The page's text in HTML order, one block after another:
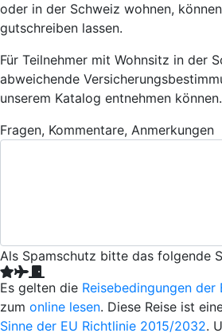
oder in der Schweiz wohnen,
gutschreiben lassen.
Für Teilnehmer mit Wohnsitz in der
abweichende
unserem Katalog entnehmen können.
Fragen, Kommentare, Anmerkungen
Als Spamschutz bitte das folgende
Es gelten die Reisebedingungen der
zum online lesen. Diese Reise ist
Sinne der EU Richtlinie 2015/2032.